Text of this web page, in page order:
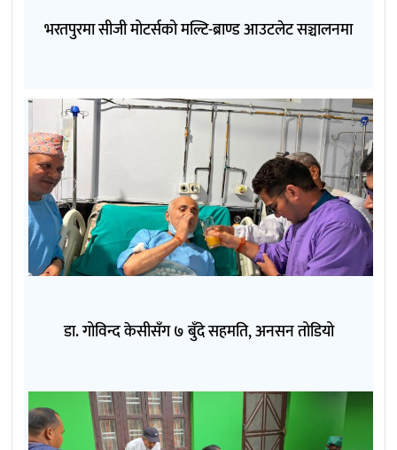
भरतपुरमा सीजी मोटर्सको मल्टि-ब्राण्ड आउटलेट सञ्चालनमा
डा. गोविन्द केसीसँग ७ बुँदे सहमति, अनसन तोडियो